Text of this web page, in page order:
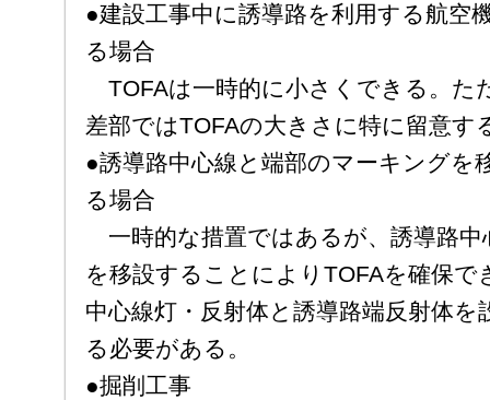
●建設工事中に誘導路を利用する航空
る場合
TOFAは一時的に小さくできる。た
差部ではTOFAの大きさに特に留意す
●誘導路中心線と端部のマーキングを
る場合
一時的な措置ではあるが、誘導路
を移設することによりTOFAを確保で
中心線灯・反射体と誘導路端反射体
る必要がある。
●掘削工事